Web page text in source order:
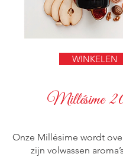
WINKELEN
Millésime
Onze Millésime wordt
zijn volwassen